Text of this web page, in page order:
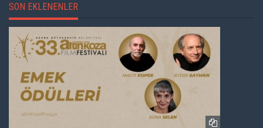
SON EKLENENLER